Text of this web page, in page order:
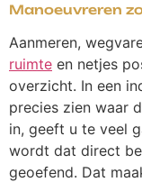
Manoeuvreren
Aanmeren,
ruimte en netjes
overzicht. In een
precies zien waar
in, geeft u te veel
wordt dat direct
geoefend. Dat